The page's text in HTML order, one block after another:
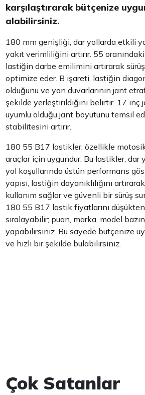
karşılaştırarak bütçenize
alabilirsiniz.
180 mm genişliği, dar yollarda etkili
yakıt verimliliğini artırır. 55
lastiğin darbe emilimini artırarak
optimize eder. B işareti, lastiğin
olduğunu ve yan duvarlarının jant
şekilde yerleştirildiğini belirtir. 17 inç
uyumlu olduğu jant boyutunu temsil
stabilitesini artırır.
180 55 B17 lastikler, özellikle
araçlar için uygundur. Bu lastikler, dar
yol koşullarında üstün performans
yapısı, lastiğin dayanıklılığını
kullanım sağlar ve güvenli bir sürüş
180 55 B17 lastik fiyatlarını
sıralayabilir; puan, marka, model
yapabilirsiniz. Bu sayede bütçenize
ve hızlı bir şekilde bulabilirsiniz.
Çok Satanlar